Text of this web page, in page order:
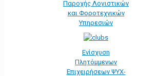
Παροχής Λογιστικών
και Φοροτεχνικών
Υπηρεσιών
Ενίσχυση
Πλητόμμενων
Επιχειρήσεων ΨΥΧ-